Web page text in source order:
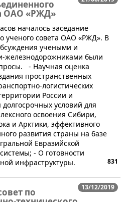
ОАО «РЖД»
началось заседание
ученого совета ОАО «РЖД». В
учеными и
железнодорожниками были
- Научная оценка
пространственных
логистических
России и
условий для
освоения Сибири,
и Арктики, эффективного
развития страны на базе
Евразийской
- О готовности
инфраструктуры.
831
13/12/2019
по